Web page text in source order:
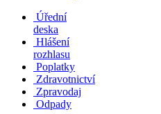
Úřední
deska
Hlášení
rozhlasu
Poplatky
Zdravotnictví
Zpravodaj
Odpady